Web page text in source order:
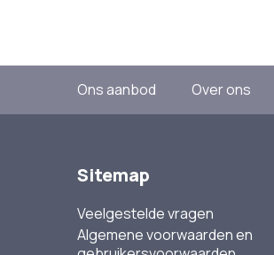
Ons aanbod Over ons
Sitemap
Veelgestelde vragen
Algemene voorwaarden en